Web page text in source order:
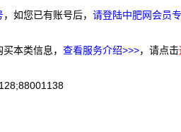
，如您已有账号后， 请登陆中肥网会员
本类信息， 查看服务介绍>>>，请点击